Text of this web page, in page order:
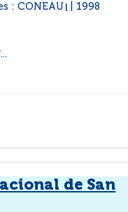
: CONEAU 1998
de San